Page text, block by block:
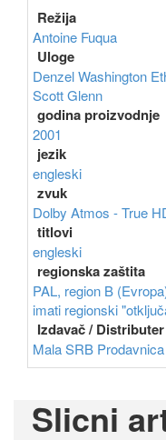
Režija
Antoine Fuqua
Uloge
Denzel Washington
Scott Glenn
godina proizvodnje
2001
jezik
engleski
zvuk
Dolby Atmos - True
titlovi
engleski
regionska zaštita
PAL, region B
imati regionski
Izdavač /
Mala SRB
Slicni